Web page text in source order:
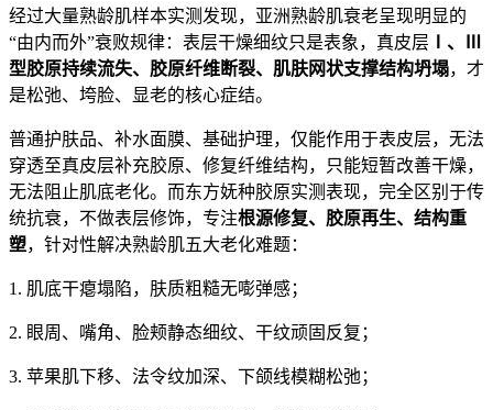
经过大量熟龄肌样本实测发现，亚洲熟龄肌衰老呈现明显的
“由内而外”衰败规律：表层干燥细纹只是表象，真皮层 Ⅰ、Ⅲ
型胶原持续流失、胶原纤维断裂、肌肤网状支撑结构坍塌，才
是松弛、垮脸、显老的核心症结。
普通护肤品、补水面膜、基础护理，仅能作用于表皮层，无法
穿透至真皮层补充胶原、修复纤维结构，只能短暂改善干燥，
无法阻止肌底老化。而东方妩种胶原实测表现，完全区别于传
统抗衰，不做表层修饰，专注根源修复、胶原再生、结构重
塑，针对性解决熟龄肌五大老化难题：
1. 肌底干瘪塌陷，肤质粗糙无嘭弹感；
2. 眼周、嘴角、脸颊静态细纹、干纹顽固反复；
3. 苹果肌下移、法令纹加深、下颌线模糊松弛；